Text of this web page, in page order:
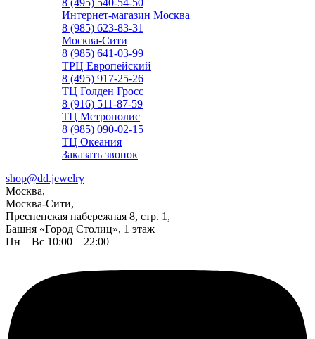
8 (495) 540-54-50
Интернет-магазин Москва
8 (985) 623-83-31
Москва-Сити
8 (985) 641-03-99
ТРЦ Европейский
8 (495) 917-25-26
ТЦ Голден Гросс
8 (916) 511-87-59
ТЦ Метрополис
8 (985) 090-02-15
ТЦ Океания
Заказать звонок
shop@dd.jewelry
Москва,
Москва-Сити,
Пресненская набережная 8, стр. 1,
Башня «Город Столиц», 1 этаж
Пн—Вс 10:00 – 22:00